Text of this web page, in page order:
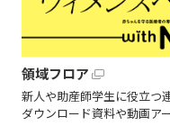
領域フロア
新人や助産師学生に役立つ
ダウンロード資料や動画ア